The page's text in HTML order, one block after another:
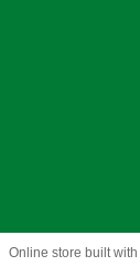
Online store built